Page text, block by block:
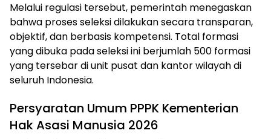
Melalui regulasi tersebut, pemerintah menegaskan
bahwa proses seleksi dilakukan secara transparan,
objektif, dan berbasis kompetensi. Total formasi
yang dibuka pada seleksi ini berjumlah 500 formasi
yang tersebar di unit pusat dan kantor wilayah di
seluruh Indonesia.
Persyaratan Umum PPPK Kementerian
Hak Asasi Manusia 2026